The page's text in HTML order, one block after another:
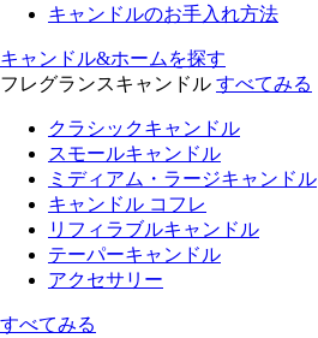
キャンドルのお手入れ方法
キャンドル&ホームを探す
フレグランスキャンドル すべてみる
クラシックキャンドル
スモールキャンドル
ミディアム・ラージキャンドル
キャンドル コフレ
リフィラブルキャンドル
テーパーキャンドル
アクセサリー
すべてみる